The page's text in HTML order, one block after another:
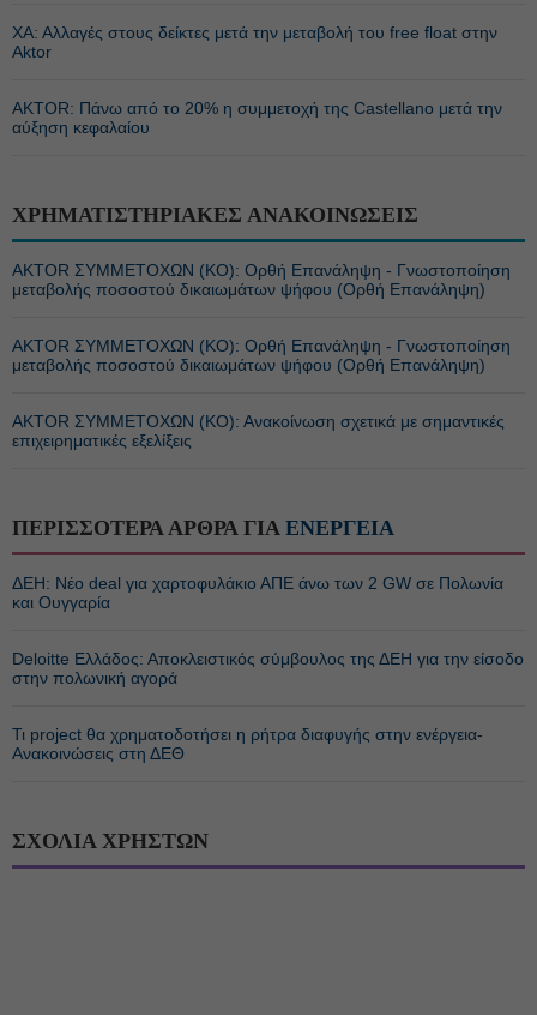
ΧΑ: Αλλαγές στους δείκτες μετά την μεταβολή του free float στην
Aktor
AKTOR: Πάνω από το 20% η συμμετοχή της Castellano μετά την
αύξηση κεφαλαίου
ΧΡΗΜΑΤΙΣΤΗΡΙΑΚΕΣ ΑΝΑΚΟΙΝΩΣΕΙΣ
ΑΚTOR ΣΥΜΜΕΤΟΧΩΝ (ΚΟ): Ορθή Επανάληψη - Γνωστοποίηση
μεταβολής ποσοστού δικαιωμάτων ψήφου (Ορθή Επανάληψη)
ΑΚTOR ΣΥΜΜΕΤΟΧΩΝ (ΚΟ): Ορθή Επανάληψη - Γνωστοποίηση
μεταβολής ποσοστού δικαιωμάτων ψήφου (Ορθή Επανάληψη)
ΑΚTOR ΣΥΜΜΕΤΟΧΩΝ (ΚΟ): Ανακοίνωση σχετικά με σημαντικές
επιχειρηματικές εξελίξεις
ΠΕΡΙΣΣΟΤΕΡΑ ΑΡΘΡΑ ΓΙΑ ΕΝΕΡΓΕΙΑ
ΔΕΗ: Νέο deal για χαρτοφυλάκιο ΑΠΕ άνω των 2 GW σε Πολωνία
και Ουγγαρία
Deloitte Ελλάδος: Αποκλειστικός σύμβουλος της ΔΕΗ για την είσοδο
στην πολωνική αγορά
Τι project θα χρηματοδοτήσει η ρήτρα διαφυγής στην ενέργεια-
Ανακοινώσεις στη ΔΕΘ
ΣΧΟΛΙΑ ΧΡΗΣΤΩΝ